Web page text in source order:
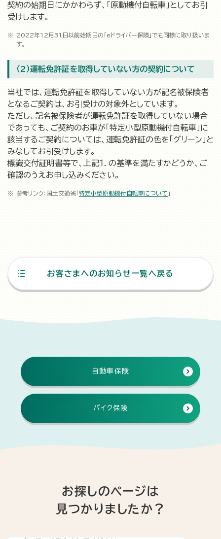
契約の始期日にかかわらず、「原動機付自転車」としてお引
受けします。
2022年12月31日以前始期日の「eドライバー保険」でも同様に取り扱いま
す。
（2）運転免許証を取得していない方の契約について
当社では、運転免許証を取得していない方が記名被保険者
となるご契約は、お引受けの対象外としています。
ただし、記名被保険者が運転免許証を取得していない場合
であっても、ご契約のお車が「特定小型原動機付自転車」に
該当するご契約については、運転免許証の色を「グリーン」と
みなしてお引受けします。
標識交付証明書等で、上記１．の基準を満たすかどうか、ご
確認のうえお申し込みください。
参考リンク：国土交通省「特定小型原動機付自転車について 」
お客さまへのお知らせ一覧へ戻る
自動車保険
バイク保険
お探しのページは
見つかりましたか？